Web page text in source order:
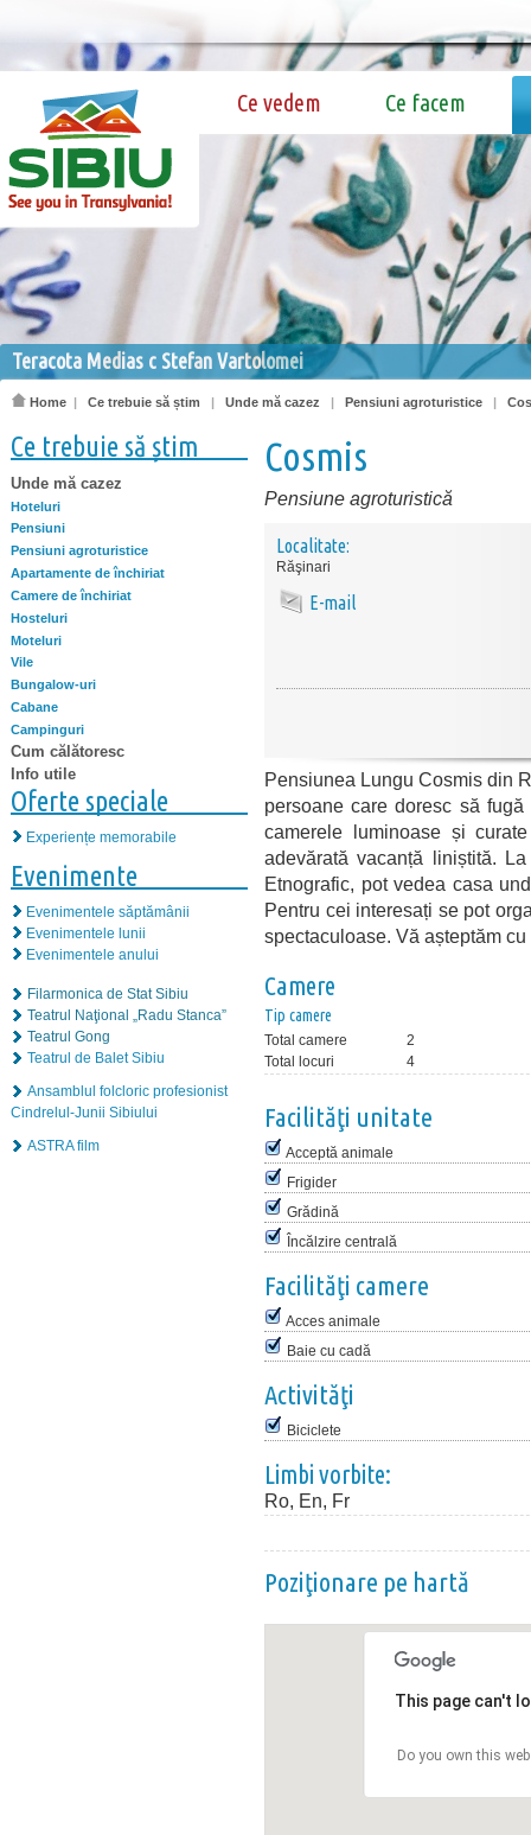
Ce vedem Ce facem
Teracota Medias c Stefan Vartolomei
Home | Ce trebuie să știm | Unde mă cazez | Pensiuni agroturistice |
Ce trebuie să știm
Unde mă cazez
Hoteluri
Pensiuni
Pensiuni agroturistice
Apartamente de închiriat
Camere de închiriat
Hosteluri
Moteluri
Vile
Bungalow-uri
Cabane
Campinguri
Cum călătoresc
Info utile
Oferte speciale
Experiențe memorabile
Evenimente
Evenimentele săptămânii
Evenimentele lunii
Evenimentele anului
Filarmonica de Stat Sibiu
Teatrul Naţional „Radu Stanca”
Teatrul Gong
Teatrul de Balet Sibiu
Ansamblul folcloric profesionist
Cindrelul-Junii Sibiului
ASTRA film
Cosmis
Pensiune agroturistică
Localitate:
Răşinari
E-mail
Pensiunea Lungu Cosmis din
persoane care doresc să
camerele luminoase și
adevărată vacanță liniștită.
Etnografic, pot vedea casa
Pentru cei interesați se pot
spectaculoase. Vă așteptăm cu
Camere
Tip camere
Total camere
2
Total locuri
4
Facilităţi unitate
Acceptă animale
Frigider
Grădină
Încălzire centrală
Facilităţi camere
Acces animale
Baie cu cadă
Activităţi
Biciclete
Limbi vorbite:
Ro, En, Fr
Poziţionare pe hartă
This page can't
Do you own this